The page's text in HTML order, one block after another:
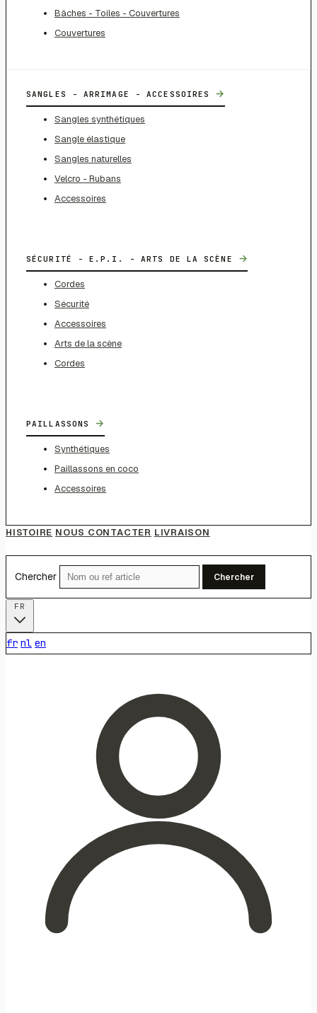
Bâches - Toiles - Couvertures
Couvertures
SANGLES - ARRIMAGE - ACCESSOIRES →
Sangles synthétiques
Sangle élastique
Sangles naturelles
Velcro - Rubans
Accessoires
SÉCURITÉ - E.P.I. - ARTS DE LA SCÈNE →
Cordes
Sécurité
Accessoires
Arts de la scène
Cordes
PAILLASSONS →
Synthétiques
Paillassons en coco
Accessoires
HISTOIRE NOUS CONTACTER LIVRAISON
Chercher Chercher
fr nl en